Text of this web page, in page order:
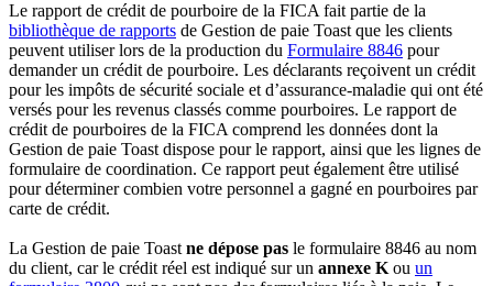
Le rapport de crédit de pourboire de la FICA fait partie de la
bibliothèque de rapports de Gestion de paie Toast que les clients
peuvent utiliser lors de la production du Formulaire 8846 pour
demander un crédit de pourboire. Les déclarants reçoivent un crédit
pour les impôts de sécurité sociale et d’assurance-maladie qui ont été
versés pour les revenus classés comme pourboires. Le rapport de
crédit de pourboires de la FICA comprend les données dont la
Gestion de paie Toast dispose pour le rapport, ainsi que les lignes de
formulaire de coordination. Ce rapport peut également être utilisé
pour déterminer combien votre personnel a gagné en pourboires par
carte de crédit.
La Gestion de paie Toast ne dépose pas le formulaire 8846 au nom
du client, car le crédit réel est indiqué sur un annexe K ou un